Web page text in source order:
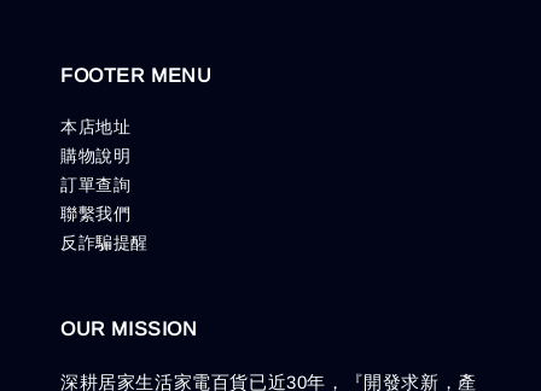
FOOTER MENU
本店地址
購物說明
訂單查詢
聯繫我們
反詐騙提醒
OUR MISSION
深耕居家生活家電百貨已近30年，『開發求新，產